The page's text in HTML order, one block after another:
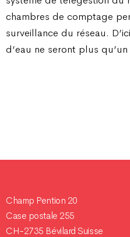
chambres de comptage
surveillance du réseau.
d’eau ne seront plus qu’un
Champ Pention 20
Case postale 255
CH-2735 Bévilard Suisse